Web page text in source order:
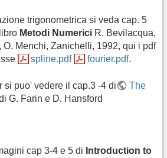
trigonometrica si veda cap. 5
Metodi Numerici R. Bevilacqua,
O. Menchi, Zanichelli, 1992, qui i pdf
spline.pdf fourier.pdf.
si puo' vedere il cap.3 -4 di
The
G. Farin e D. Hansford
cap 3-4 e 5 di Introduction to